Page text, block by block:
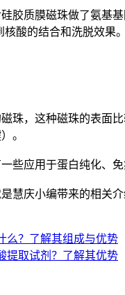
质膜磁珠做了氨基基
酸的结合和洗脱效果。
，这种磁珠的表面比
。
应用于蛋白纯化、免
庆小编带来的相关介
么？了解其组成与优势
提取试剂？了解其优势